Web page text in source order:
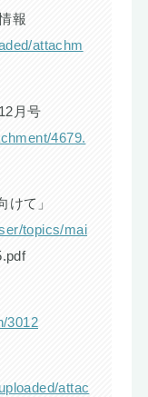
報
attachm
12月号
4679.
けて」
topics/mai
3012
attac